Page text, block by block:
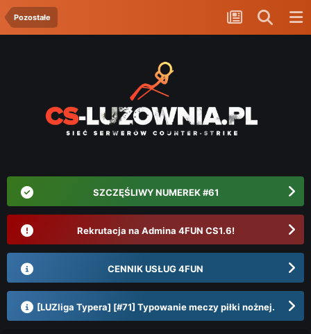
Pozostałe
SZCZĘŚLIWY NUMEREK #61
Rekrutacja na Admina 4FUN CS1.6!
CENNIK USŁUG 4FUN
[LUZliga Typera] [#71] Typowanie meczy piłki nożnej.